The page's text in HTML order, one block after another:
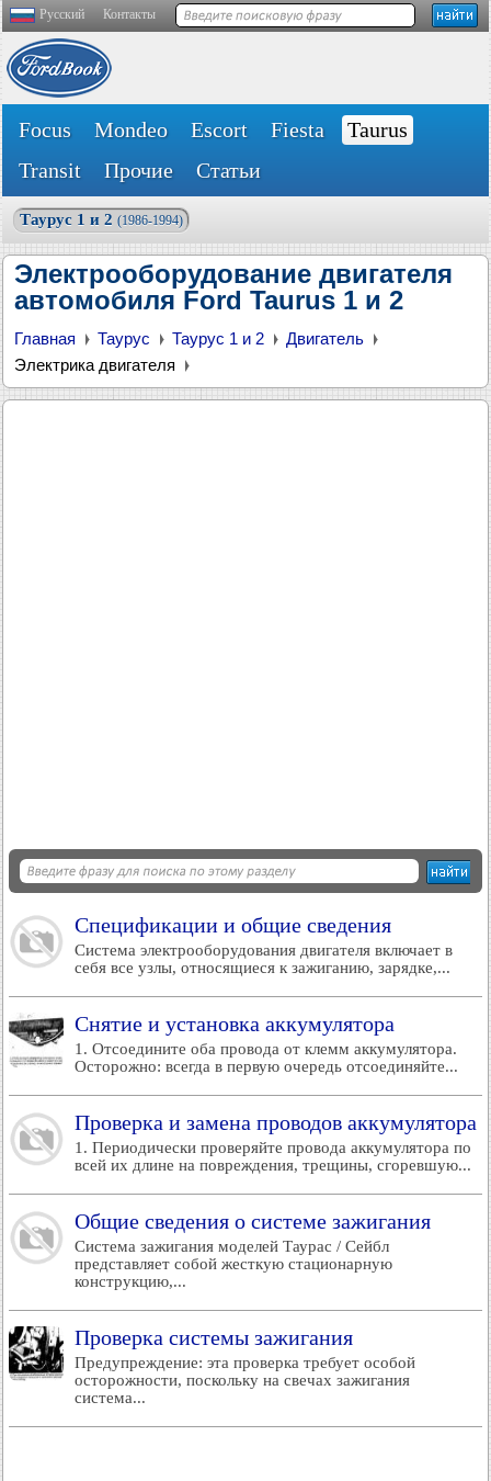
Русский Контакты
Focus Mondeo Escort Fiesta
Taurus
Transit
Прочие Статьи
Таурус 1 и 2 (1986-1994)
Электрооборудование двигателя
автомобиля Ford Taurus 1 и 2
Главная Таурус Таурус 1 и 2
Двигатель
Электрика двигателя
Спецификации и общие сведения
Система электрооборудования двигателя включает в
себя все узлы, относящиеся к зажиганию, зарядке,...
Снятие и установка аккумулятора
1. Отсоедините оба провода от клемм аккумулятора.
Осторожно: всегда в первую очередь отсоединяйте...
Проверка и замена проводов аккумулятора
1. Периодически проверяйте провода аккумулятора по
всей их длине на повреждения, трещины, сгоревшую...
Общие сведения о системе зажигания
Система зажигания моделей Таурас / Сейбл
представляет собой жесткую стационарную
конструкцию,...
Проверка системы зажигания
Предупреждение: эта проверка требует особой
осторожности, поскольку на свечах зажигания
система...